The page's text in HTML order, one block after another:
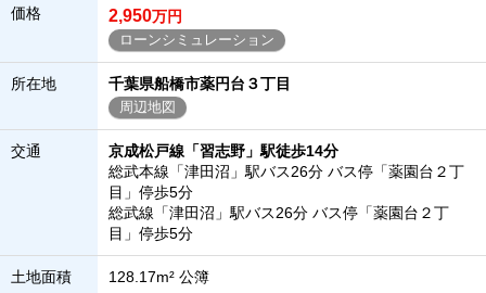
価格 2,950万円
ローンシミュレーション
所在地 千葉県船橋市薬円台３丁目
周辺地図
交通
京成松戸線「習志野」駅徒歩14分
総武本線「津田沼」駅バス26分 バス停「薬園台２丁
目」停歩5分
総武線「津田沼」駅バス26分 バス停「薬園台２丁
目」停歩5分
土地面積 128.17m² 公簿